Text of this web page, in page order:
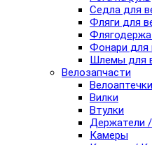
Седла для
Фляги для
Фонари для
Шлемы для
Велозапчасти
Вилки
Втулки
Держатели
Камеры